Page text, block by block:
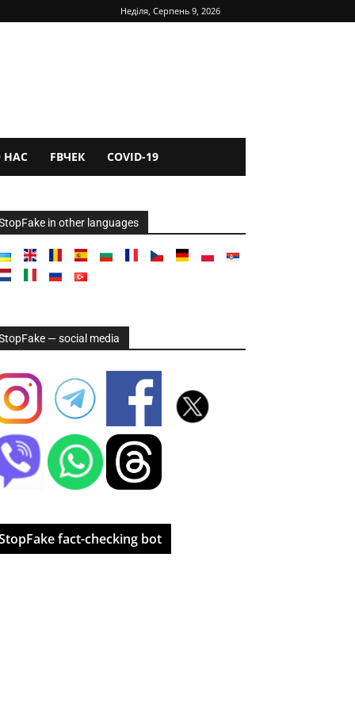
Неділя, Серпень 9, 2026
НАС FBЧЕК COVID-19
in other languages
— social media
fact-checking bot